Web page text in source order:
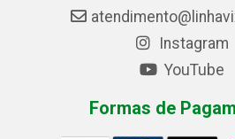
Instagram
YouTube
Formas de